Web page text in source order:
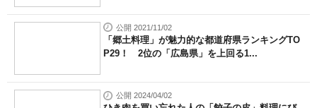
公開 2021/11/02
「郷土料理」が魅力的な都道府県ランキングTO
P29！ 2位の「広島県」を上回る1...
公開 2024/04/02